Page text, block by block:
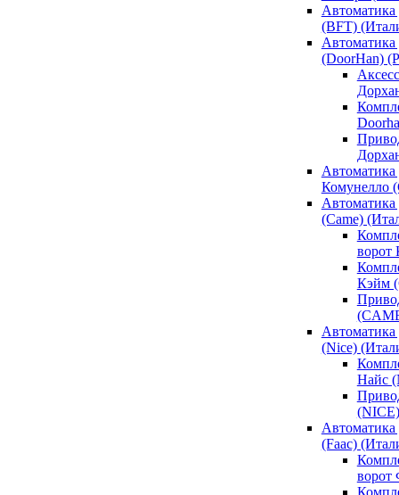
(BFT)
Автоматика
(DoorHan)
Автоматика
Комунелло
(Came)
ворот
Кэйм
Автоматика
(Nice)
Найс
(NICE)
(Faac)